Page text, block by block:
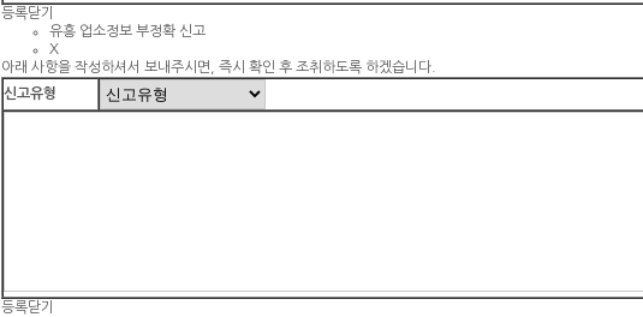
등록닫기
유흥 업소정보 부정확 신고
X
아래 사항을 작성하셔서 보내주시면, 즉시 확인 후 조취하도록 하겠습니다.
신고유형
등록닫기